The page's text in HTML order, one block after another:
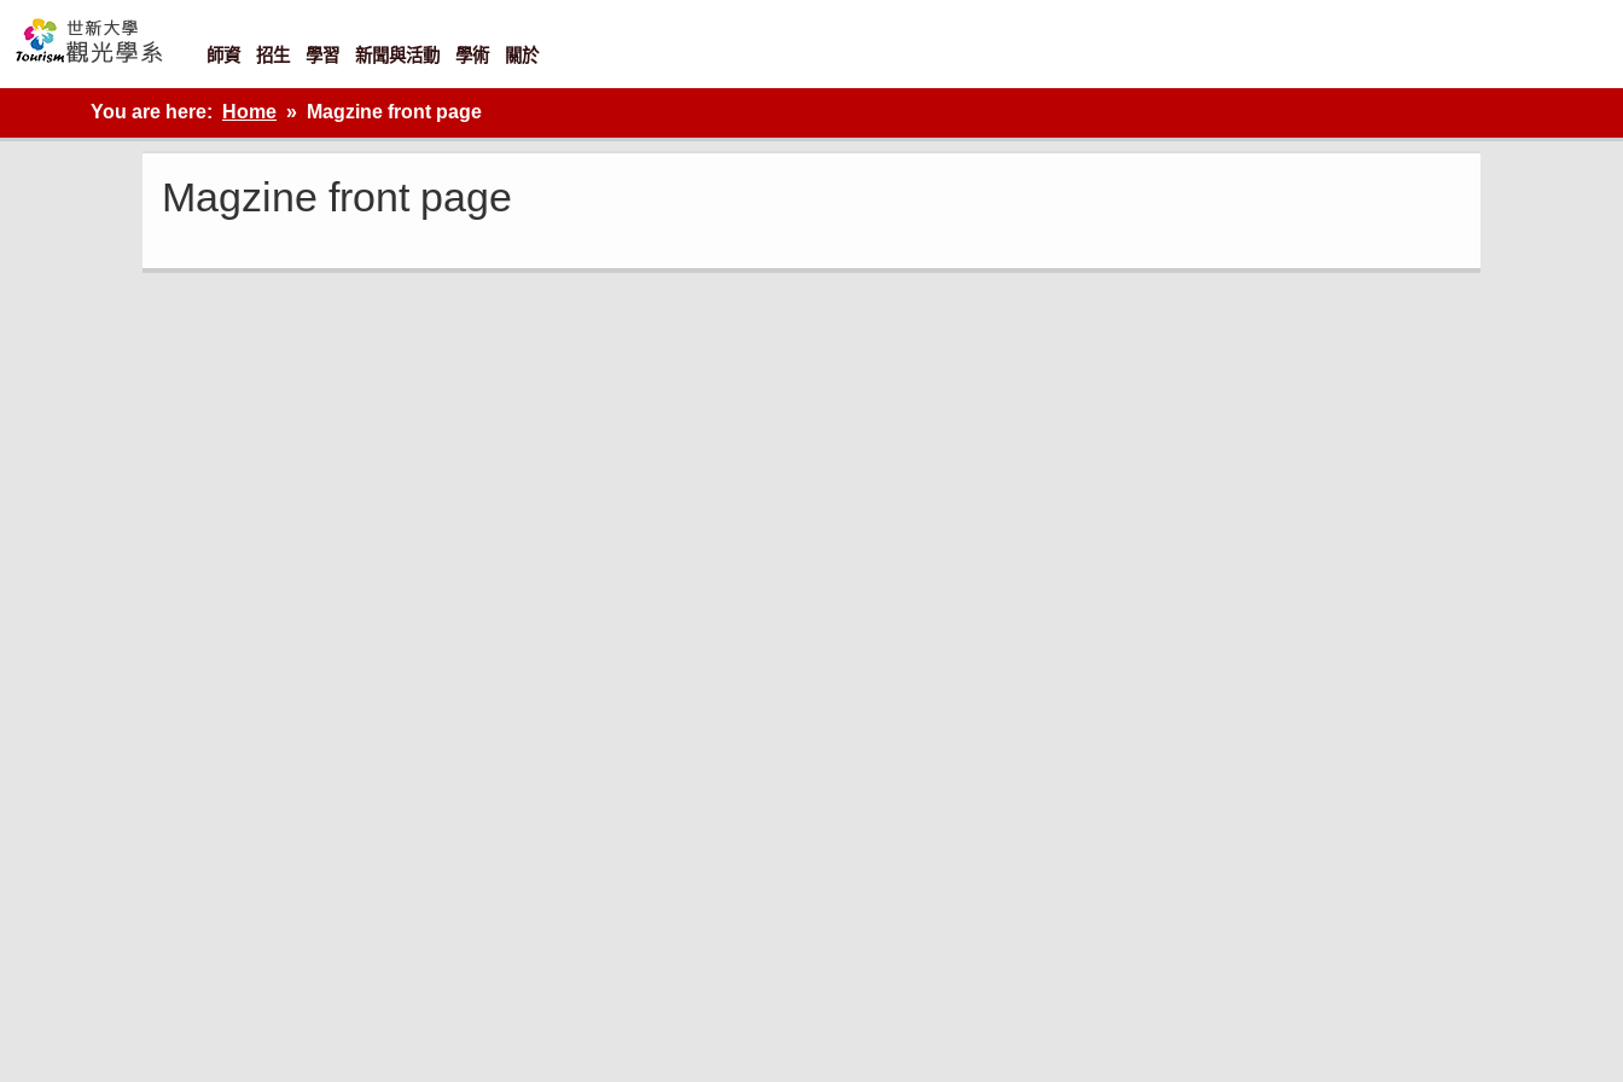
content
世新大學觀光學系網站
師資 招生 學習 新聞與活動 學術 關於
You are here: Home Magzine front page
Magzine front page